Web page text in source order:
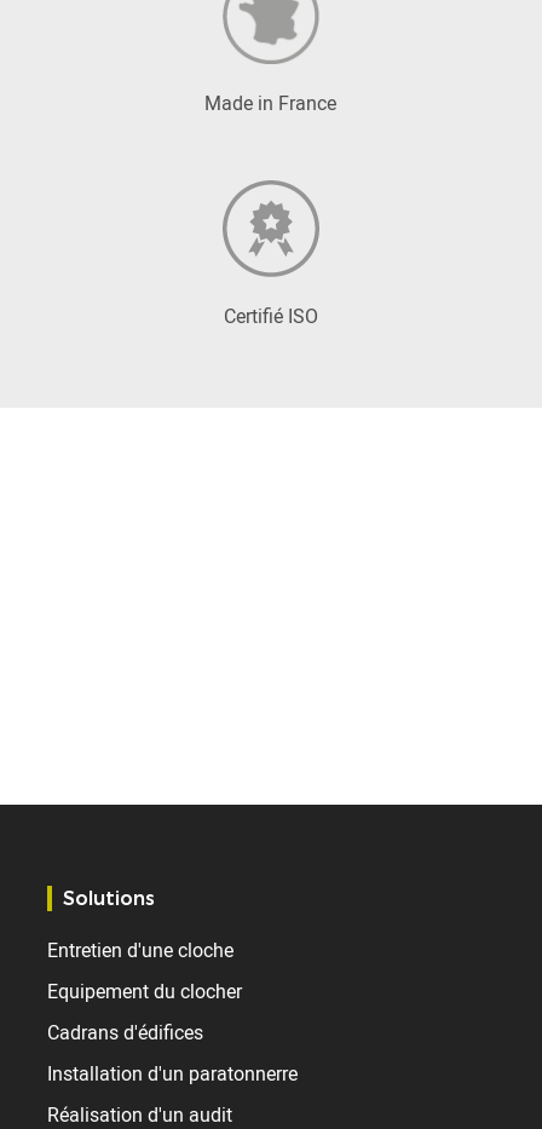
Made in France
Certifié ISO
Solutions
Entretien d'une cloche
Equipement du clocher
Cadrans d'édifices
Installation d'un paratonnerre
Réalisation d'un audit